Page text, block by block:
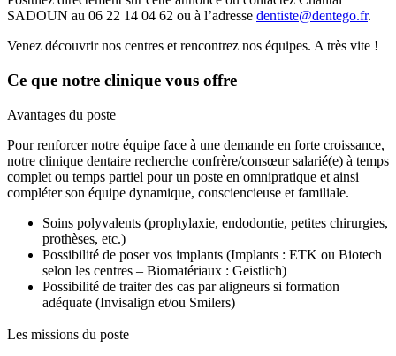
SADOUN au 06 22 14 04 62 ou à l’adresse dentiste@dentego.fr.
Venez découvrir nos centres et rencontrez nos équipes. A très vite !
Ce que notre clinique vous offre
Avantages du poste
Pour renforcer notre équipe face à une demande en forte croissance,
notre clinique dentaire recherche confrère/consœur salarié(e) à temps
complet ou temps partiel pour un poste en omnipratique et ainsi
compléter son équipe dynamique, consciencieuse et familiale.
Soins polyvalents (prophylaxie, endodontie, petites chirurgies,
prothèses, etc.)
Possibilité de poser vos implants (Implants : ETK ou Biotech
selon les centres – Biomatériaux : Geistlich)
Possibilité de traiter des cas par aligneurs si formation
adéquate (Invisalign et/ou Smilers)
Les missions du poste